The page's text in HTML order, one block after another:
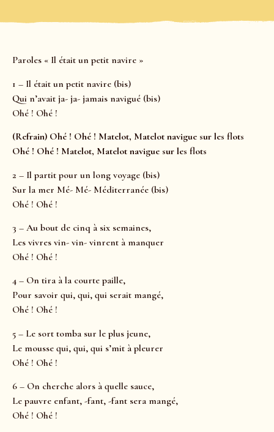
Paroles « Il était un petit navire »
1 – Il était un petit navire (bis)
Qui n’avait ja- ja- jamais navigué (bis)
Ohé ! Ohé !
(Refrain) Ohé ! Ohé ! Matelot, Matelot navigue sur les flots
Ohé ! Ohé ! Matelot, Matelot navigue sur les flots
2 – Il partit pour un long voyage (bis)
Sur la mer Mé- Mé- Méditerranée (bis)
Ohé ! Ohé !
3 – Au bout de cinq à six semaines,
Les vivres vin- vin- vinrent à manquer
Ohé ! Ohé !
4 – On tira à la courte paille,
Pour savoir qui, qui, qui serait mangé,
Ohé ! Ohé !
5 – Le sort tomba sur le plus jeune,
Le mousse qui, qui, qui s’mit à pleurer
Ohé ! Ohé !
6 – On cherche alors à quelle sauce,
Le pauvre enfant, -fant, -fant sera mangé,
Ohé ! Ohé !